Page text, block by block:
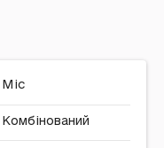
Mic
Комбінований